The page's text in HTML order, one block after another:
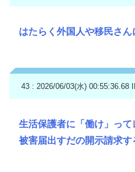
はたらく外国人や移民さ
43 : 2026/06/03(水) 00:55:36.68
生活保護者に「働け」っ
被害届出すだの開示請求